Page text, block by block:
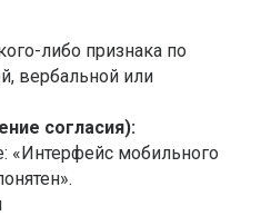
либо признака по
вербальной или
согласия):
«Интерфейс мобильного